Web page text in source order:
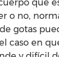
que
o no,
gotas
caso en